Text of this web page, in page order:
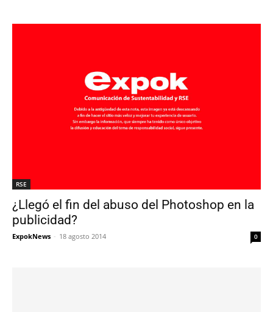
RSE
¿Llegó el fin del abuso del Photoshop en la
publicidad?
ExpokNews - 18 agosto 2014 0